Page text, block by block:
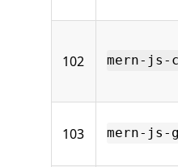
102 mern-js-
103 mern-js-